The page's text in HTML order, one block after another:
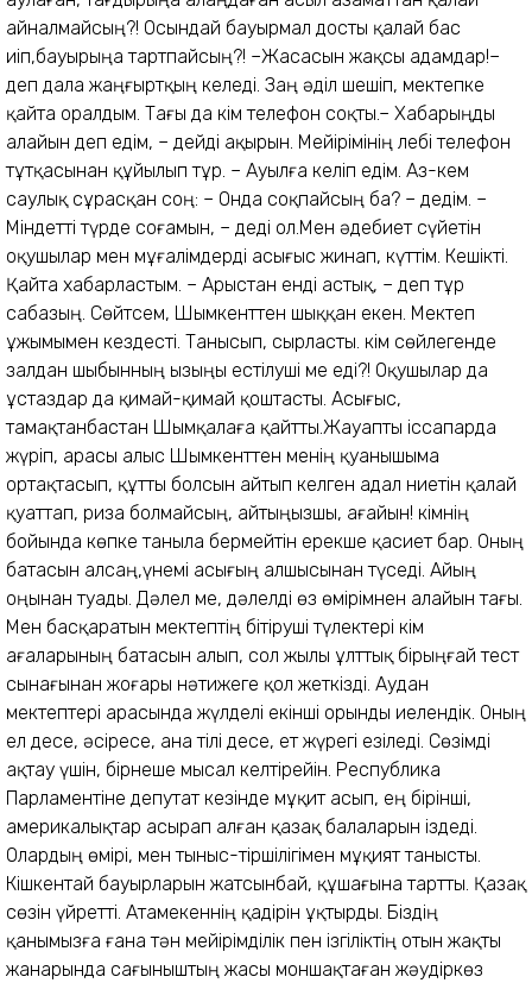
айналмайсың?! Осындай бауырмал досты қалай бас
иіп,бауырыңа тартпайсың?! –Жасасын жақсы адамдар!–
деп дала жаңғыртқың келеді. Заң әділ шешіп, мектепке
қайта оралдым. Тағы да Әкім телефон соқты.– Хабарыңды
алайын деп едім, – дейді ақырын. Мейірімінің лебі телефон
тұтқасынан құйылып тұр. – Ауылға келіп едім. Аз-кем
саулық сұрасқан соң: – Онда соқпайсың ба? – дедім. –
Міндетті түрде соғамын, – деді ол.Мен әдебиет сүйетін
оқушылар мен мұғалімдерді асығыс жинап, күттім. Кешікті.
Қайта хабарластым. – Арыстан енді астық, – деп тұр
сабазың. Сөйтсем, Шымкенттен шыққан екен. Мектеп
ұжымымен кездесті. Танысып, сырласты. Әкім сөйлегенде
залдан шыбынның ызыңы естілуші ме еді?! Оқушылар да
ұстаздар да қимай-қимай қоштасты. Асығыс,
тамақтанбастан Шымқалаға қайтты.Жауапты іссапарда
жүріп, арасы алыс Шымкенттен менің қуанышыма
ортақтасып, құтты болсын айтып келген адал ниетін қалай
қуаттап, риза болмайсың, айтыңызшы, ағайын! Әкімнің
бойында көпке таныла бермейтін ерекше қасиет бар. Оның
батасын алсаң,үнемі асығың алшысынан түседі. Айың
оңынан туады. Дәлел ме, дәлелді өз өмірімнен алайын тағы.
Мен басқаратын мектептің бітіруші түлектері Әкім
ағаларының батасын алып, сол жылы ұлттық бірыңғай тест
сынағынан жоғары нәтижеге қол жеткізді. Аудан
мектептері арасында жүлделі екінші орынды иелендік. Оның
ел десе, әсіресе, ана тілі десе, ет жүрегі езіледі. Сөзімді
ақтау үшін, бірнеше мысал келтірейін. Республика
Парламентіне депутат кезінде мұқит асып, ең бірінші,
америкалықтар асырап алған қазақ балаларын іздеді.
Олардың өмірі, мен тыныс-тіршілігімен мұқият танысты.
Кішкентай бауырларын жатсынбай, құшағына тартты. Қазақ
сөзін үйретті. Атамекеннің қадірін ұқтырды. Біздің
қанымызға ғана тән мейірімділік пен ізгіліктің отын жақты
жанарында сағыныштың жасы моншақтаған жәудіркөз